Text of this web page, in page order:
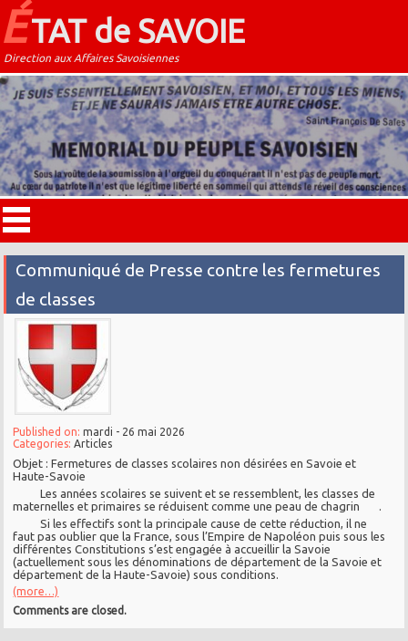
ÉTAT de SAVOIE
Direction aux Affaires Savoisiennes
Communiqué de Presse contre les fermetures
de classes
Published on:mardi - 26 mai 2026
Categories:Articles
Objet : Fermetures de classes scolaires non désirées en Savoie et
Haute-Savoie
Les années scolaires se suivent et se ressemblent, les classes de
maternelles et primaires se réduisent comme une peau de chagrin .
Si les effectifs sont la principale cause de cette réduction, il ne
faut pas oublier que la France, sous l’Empire de Napoléon puis sous les
différentes Constitutions s’est engagée à accueillir la Savoie
(actuellement sous les dénominations de département de la Savoie et
département de la Haute-Savoie) sous conditions.
(more…)
Comments are closed.